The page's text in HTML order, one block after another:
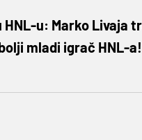
HNL-u: Marko Livaja
mladi igrač HNL-a!